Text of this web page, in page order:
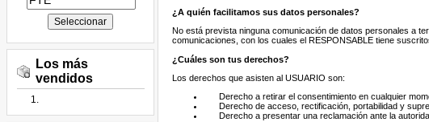
Los más
vendidos
¿A quién facilitamos sus datos personales?
No está prevista ninguna comunicación de datos personales a
comunicaciones, con los cuales el RESPONSABLE tiene
¿Cuáles son tus derechos?
Los derechos que asisten al USUARIO son:
Derecho a retirar el consentimiento en cualquier
Derecho de acceso, rectificación, portabilidad y
Derecho a presentar una reclamación ante la